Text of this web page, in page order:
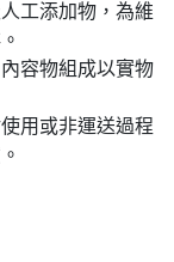
工添加物，為維
容物組成以實物
用或非運送過程